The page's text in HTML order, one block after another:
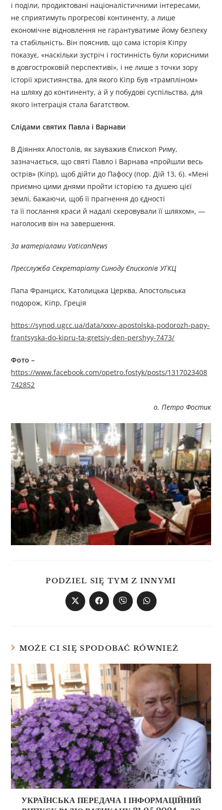
і поділи, продиктовані націоналістичними інтересами,
не сприятимуть прогресові континенту, а лише
економічне відновлення не гарантуватиме йому безпеку
та стабільність. Він пояснив, що сама історія Кіпру
показує, «наскільки зустріч і гостинність були корисними
в довгостроковій перспективі», і не лише з точки зору
історії християнства, для якого Кіпр був «трампліном»
на шляху до континенту, а й у побудові суспільства, для
якого інтеграція стала багатством.
Слідами святих Павла і Варнави
В Діяннях Апостолів, як зауважив Єпископ Риму,
зазначається, що святі Павло і Варнава «пройшли весь
острів» (Кіпр), щоб дійти до Пафосу (пор. Дій 13, 6). «Мені
приємно цими днями пройти історією та душею цієї
землі, бажаючи, щоб її прагнення до єдності
та її послання краси й надалі скеровували її шляхом», —
наголосив він на завершення.
За матеріалами VaticanNews
Пресслужба Секретаріату Синоду Єпископів УГКЦ
Папа Франциск, Католицька Церква, Апостольська
подорож, Кіпр, Греція
https://synod.ugcc.ua/data/xxxv-apostolska-podorozh-papy-
frantsyska-do-kipru-ta-gretsiy-den-pershyy-7473/
Фото –
https://www.facebook.com/opetro.fostyk/posts/1317023408
742852
о. Петро Фостик
PODZIEL SIĘ TYM Z INNYMI
MOŻE CI SIĘ SPODOBAĆ RÓWNIEŻ
УКРАЇНСЬКА ПЕРЕДАЧА І ІНФОРМАЦІЙНИЙ